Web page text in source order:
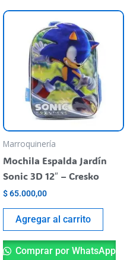
Marroquinería
Mochila Espalda Jardín
Sonic 3D 12″ – Cresko
$65.000,00
Agregar al carrito
Comprar por WhatsApp